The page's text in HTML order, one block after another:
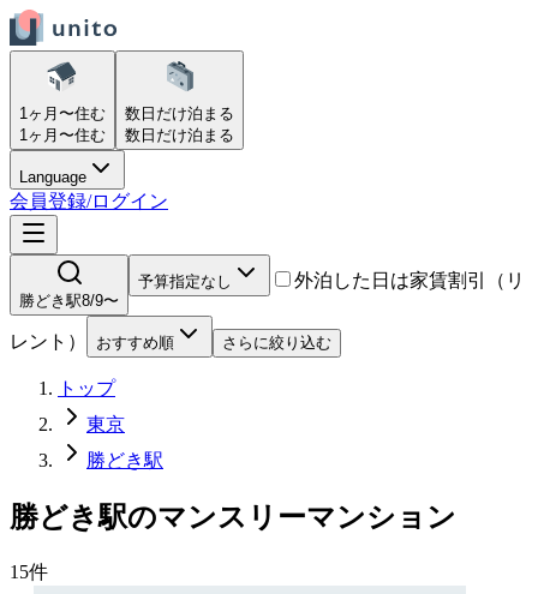
1ヶ月〜住む
1ヶ月〜住む
数日だけ泊まる
数日だけ泊まる
Language
会員登録/ログイン
勝どき駅8/9〜
予算指定なし 外泊した日は家賃割引（リ
レント） おすすめ順 さらに絞り込む
トップ
東京
勝どき駅
勝どき駅のマンスリーマンション
15件